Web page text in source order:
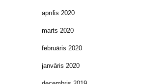
aprīlis 2020
marts 2020
februāris 2020
janvāris 2020